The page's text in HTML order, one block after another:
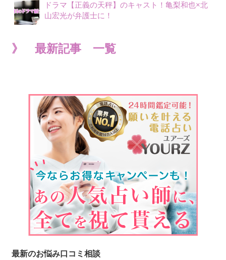
ドラマ【正義の天秤】のキャスト！亀梨和也×北
山宏光が弁護士に！
》 最新記事 一覧
最新のお悩み口コミ相談